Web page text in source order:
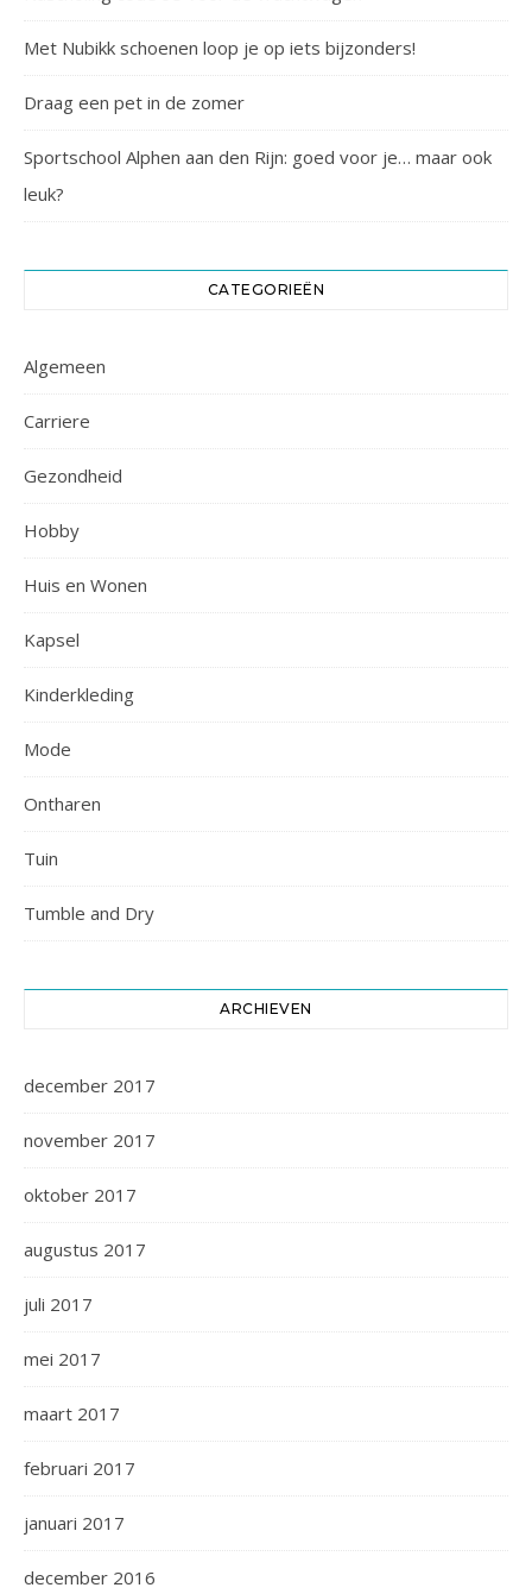
Met Nubikk schoenen loop je op iets bijzonders!
Draag een pet in de zomer
Sportschool Alphen aan den Rijn: goed voor je… maar ook
leuk?
CATEGORIEËN
Algemeen
Carriere
Gezondheid
Hobby
Huis en Wonen
Kapsel
Kinderkleding
Mode
Ontharen
Tuin
Tumble and Dry
ARCHIEVEN
december 2017
november 2017
oktober 2017
augustus 2017
juli 2017
mei 2017
maart 2017
februari 2017
januari 2017
december 2016